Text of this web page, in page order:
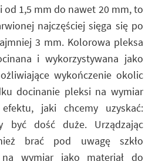
od 1,5 mm do nawet 20 mm, to
najczęściej sięga się po
3 mm. Kolorowa pleksa
i wykorzystywana jako
wykończenie okolic
docinanie pleksi na wymiar
jaki chcemy uzyskać:
być dość duże. Urządzając
brać pod uwagę szkło
na wymiar jako materiał do